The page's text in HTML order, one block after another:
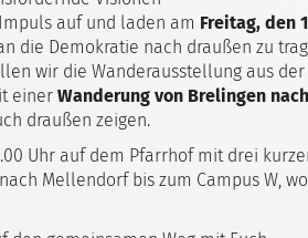
auf und laden am Freitag, den
die Demokratie nach draußen zu
wir die Wanderausstellung aus
einer Wanderung von Brelingen
draußen zeigen.
Uhr auf dem Pfarrhof mit drei
Mellendorf bis zum Campus W,